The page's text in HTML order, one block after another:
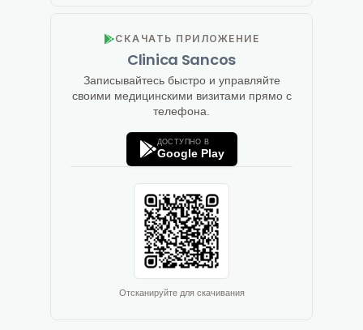
СКАЧАТЬ ПРИЛОЖЕНИЕ
Clinica Sancos
Записывайтесь быстро и управляйте
своими медицинскими визитами прямо с
телефона.
ДОСТУПНО В
Google Play
Отсканируйте для скачивания